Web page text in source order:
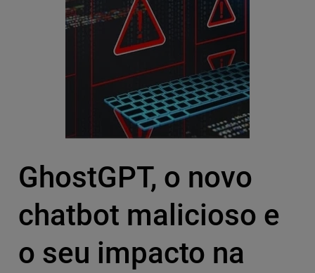
GhostGPT, o novo
chatbot malicioso e
o seu impacto na